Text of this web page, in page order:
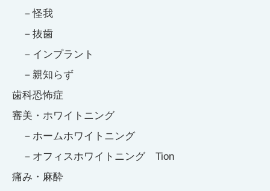
怪我
抜歯
インプラント
親知らず
歯科恐怖症
審美・ホワイトニング
ホームホワイトニング
オフィスホワイトニング Tion
痛み・麻酔